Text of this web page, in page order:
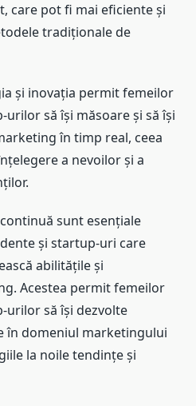
care pot fi mai eficiente și
tradiționale de
și inovația permit femeilor
să își măsoare și să își
în timp real, ceea
a nevoilor și a
sunt esențiale
și startup-uri care
abilitățile și
Acestea permit femeilor
urilor să își dezvolte
în domeniul marketingului
la noile tendințe și